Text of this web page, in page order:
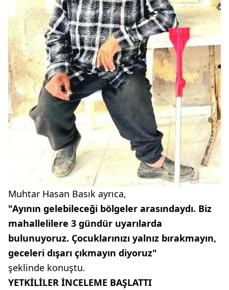
Muhtar Hasan Basık ayrıca,
"Ayının gelebileceği bölgeler arasındaydı. Biz
mahallelilere 3 gündür uyarılarda
bulunuyoruz. Çocuklarınızı yalnız bırakmayın,
geceleri dışarı çıkmayın diyoruz"
şeklinde konuştu.
YETKİLİLER İNCELEME BAŞLATTI